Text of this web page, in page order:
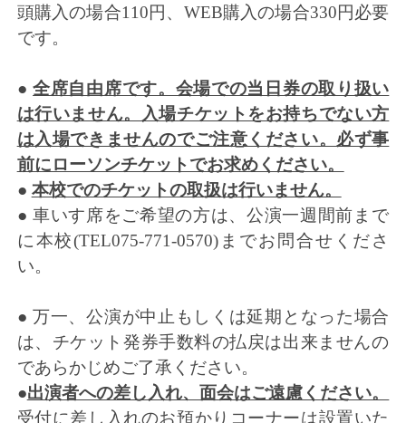
頭購入の場合110円、 WEB購入の場合330円必要
です。
● 全席自由席です。会場での当日券の取り扱い
は行いません。入場チケットをお持ちでない方
は入場できませんのでご注意ください。必ず事
前にローソンチケットでお求めください。
● 本校でのチケットの取扱は行いません。
● 車いす席をご希望の方は、公演一週間前まで
に本校(TEL075-771-0570) までお問合せくださ
い。
● 万一、公演が中止もしくは延期となった場合
は、 チケット発券手数料の払戻は出来ませんの
であらかじめご了承ください。
●出演者への差し入れ、面会はご遠慮ください。
受付に差し入れのお預かりコーナーは設置いた